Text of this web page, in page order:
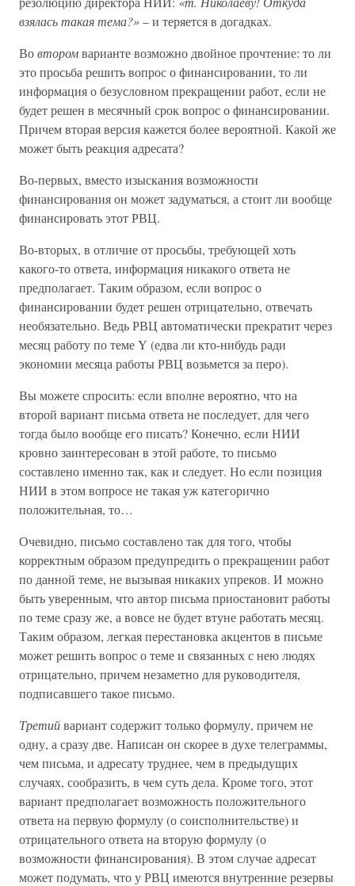
взялась такая тема?»– и теряется в догадках.
Вовторомварианте возможно двойное прочтение: то ли
это просьба решить вопрос о финансировании, то ли
информация о безусловном прекращении работ, если не
будет решен в месячный срок вопрос о финансировании.
Причем вторая версия кажется более вероятной. Какой же
может быть реакция адресата?
Во-первых, вместо изыскания возможности
финансирования он может задуматься, а стоит ли вообще
финансировать этот РВЦ.
Во-вторых, в отличие от просьбы, требующей хоть
какого-то ответа, информация никакого ответа не
предполагает. Таким образом, если вопрос о
финансировании будет решен отрицательно, отвечать
необязательно. Ведь РВЦ автоматически прекратит через
месяц работу по теме Y (едва ли кто-нибудь ради
экономии месяца работы РВЦ возьмется за перо).
Вы можете спросить: если вполне вероятно, что на
второй вариант письма ответа не последует, для чего
тогда было вообще его писать? Конечно, если НИИ
кровно заинтересован в этой работе, то письмо
составлено именно так, как и следует. Но если позиция
НИИ в этом вопросе не такая уж категорично
положительная, то…
Очевидно, письмо составлено так для того, чтобы
корректным образом предупредить о прекращении работ
по данной теме, не вызывая никаких упреков. И можно
быть уверенным, что автор письма приостановит работы
по теме сразу же, а вовсе не будет втуне работать месяц.
Таким образом, легкая перестановка акцентов в письме
может решить вопрос о теме и связанных с нею людях
отрицательно, причем незаметно для руководителя,
подписавшего такое письмо.
Третийвариант содержит только формулу, причем не
одну, а сразу две. Написан он скорее в духе телеграммы,
чем письма, и адресату труднее, чем в предыдущих
случаях, сообразить, в чем суть дела. Кроме того, этот
вариант предполагает возможность положительного
ответа на первую формулу (о соисполнительстве) и
отрицательного ответа на вторую формулу (о
возможности финансирования). В этом случае адресат
может подумать, что у РВЦ имеются внутренние резервы